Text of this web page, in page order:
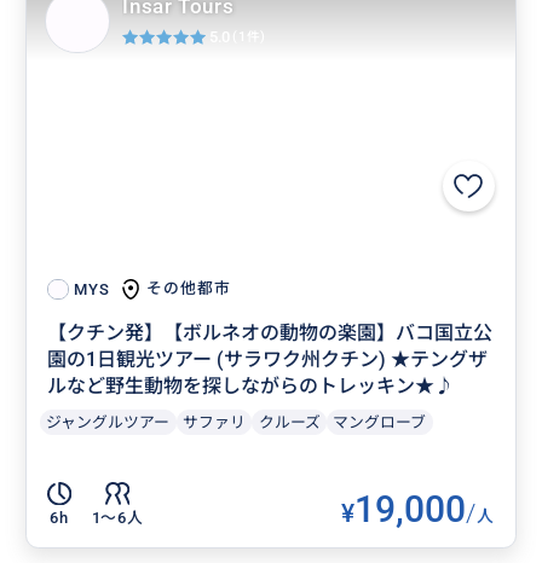
MYS その他都市
【クチン発】【ボルネオの動物の楽園】バコ国立公
園の1日観光ツアー (サラワク州クチン) ★テングザ
ルなど野生動物を探しながらのトレッキン★♪
ジャングルツアー サファリ クルーズ マングローブ
6h 1〜6人 ¥19,000/人
Insar Tours
5.0 (1件)